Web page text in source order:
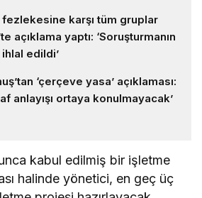
fezlekesine karşı tüm gruplar
açıklama yaptı: ‘Soruşturmanın
edildi’
‘çerçeve yasa’ açıklaması:
anlayışı ortaya konulmayacak’
kabul edilmiş bir işletme
halinde yönetici, en geç üç